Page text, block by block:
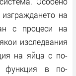
на
с процеси на
изследвания
на яйца с по-
функция в по-